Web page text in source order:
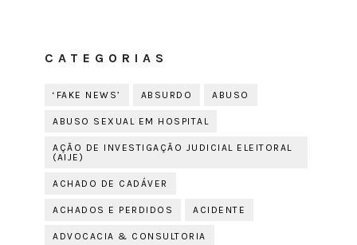
CATEGORIAS
‘FAKE NEWS’ ABSURDO ABUSO
ABUSO SEXUAL EM HOSPITAL
AÇÃO DE INVESTIGAÇÃO JUDICIAL ELEITORAL
(AIJE)
ACHADO DE CADÁVER
ACHADOS E PERDIDOS ACIDENTE
ADVOCACIA & CONSULTORIA